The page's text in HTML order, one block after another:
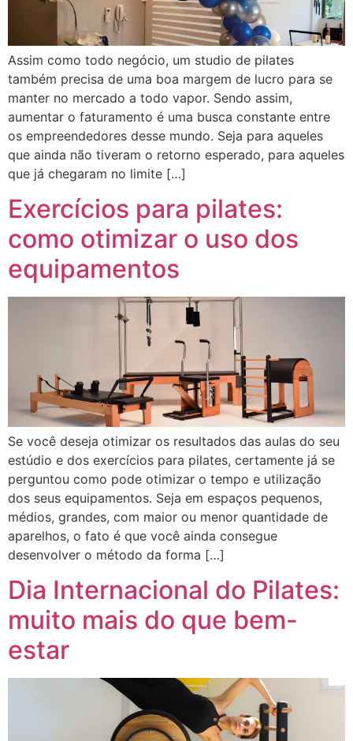
Assim como todo negócio, um studio de pilates
também precisa de uma boa margem de lucro para se
manter no mercado a todo vapor. Sendo assim,
aumentar o faturamento é uma busca constante entre
os empreendedores desse mundo. Seja para aqueles
que ainda não tiveram o retorno esperado, para aqueles
que já chegaram no limite […]
Exercícios para pilates:
como otimizar o uso dos
equipamentos
Se você deseja otimizar os resultados das aulas do seu
estúdio e dos exercícios para pilates, certamente já se
perguntou como pode otimizar o tempo e utilização
dos seus equipamentos. Seja em espaços pequenos,
médios, grandes, com maior ou menor quantidade de
aparelhos, o fato é que você ainda consegue
desenvolver o método da forma […]
Dia Internacional do Pilates:
muito mais do que bem-
estar